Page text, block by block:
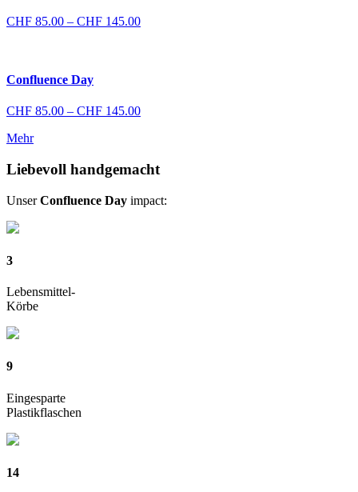
CHF 85.00 – CHF 145.00Preisspanne:
Confluence Day
CHF 85.00 – CHF 145.00Preisspanne:
Mehr
Liebevoll handgemacht
UnserConfluence Day impact:
3
Lebensmittel-
Körbe
9
Eingesparte
Plastikflaschen
14